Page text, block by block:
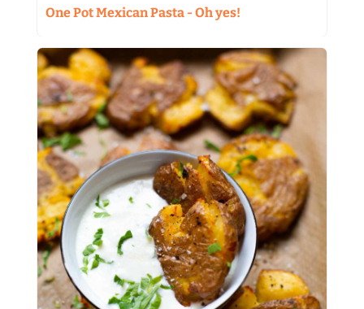
One Pot Mexican Pasta - Oh yes!